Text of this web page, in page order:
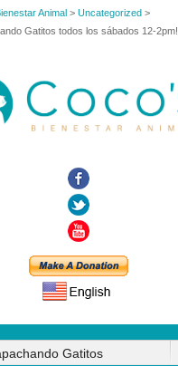
Animal > Uncategorized >
Gatitos todos los sábados 12-2pm!
Gatitos